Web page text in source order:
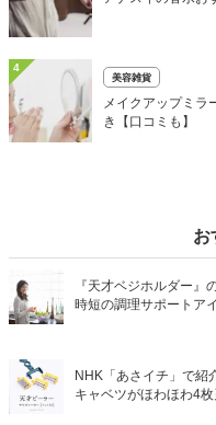
4
美容雑貨
メイクアップミラ
き【口コミも】
お
『天才ベジホルダー』
時短の調理サポートア
NHK「あさイチ」で紹
キャベツがほわほわ4